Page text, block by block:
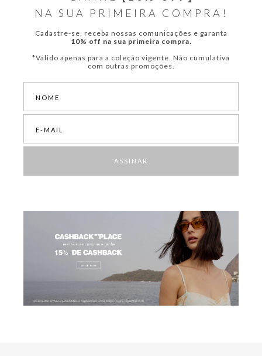
NA SUA PRIMEIRA COMPRA!
Cadastre-se, receba nossas comunicações e garanta
10% off na sua primeira compra.
*Válido apenas para a coleção vigente. Não cumulativa
com outras promoções.
ASSINAR